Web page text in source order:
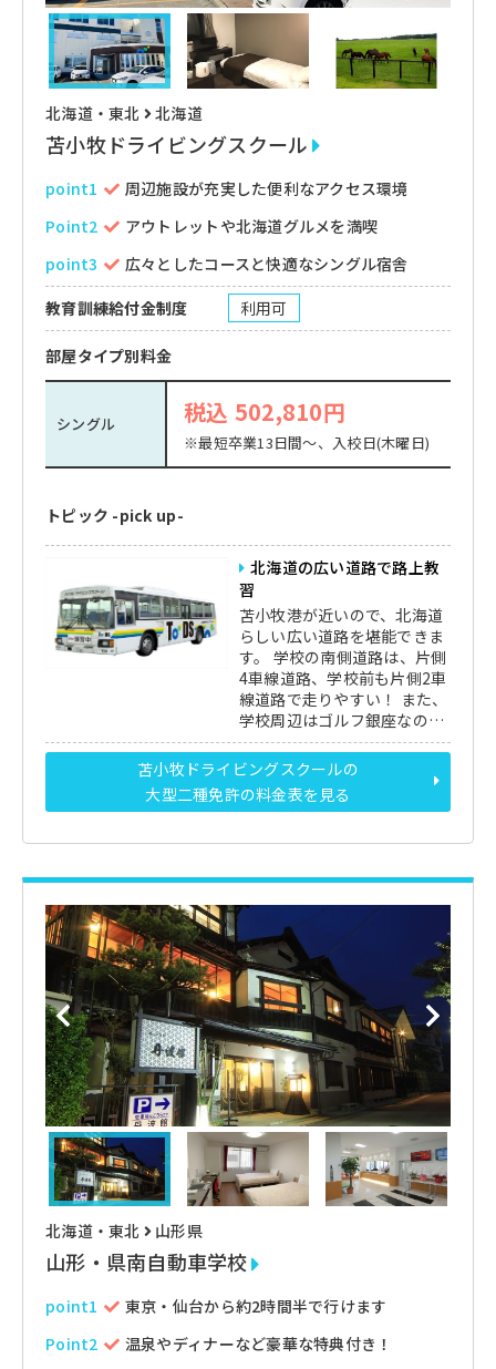
北海道・東北 北海道
苫小牧ドライビングスクール
point1
周辺施設が充実した便利なアクセス環境
Point2
アウトレットや北海道グルメを満喫
point3
広々としたコースと快適なシングル宿舎
教育訓練給付金制度
利用可
部屋タイプ別料金
シングル 税込 502,810円
※最短卒業13日間～、入校日(木曜日)
トピック -pick up-
北海道の広い道路で路上教
習
苫小牧港が近いので、北海道
らしい広い道路を堪能できま
す。 学校の南側道路は、片側
4車線道路、学校前も片側2車
線道路で走りやすい！ また、
学校周辺はゴルフ銀座なの
で、ゴルフ好きにはたまりま
せん。
苫小牧ドライビングスクールの
大型二種免許の料金表を見る
北海道・東北 山形県
山形・県南自動車学校
point1
東京・仙台から約2時間半で行けます
Point2
温泉やディナーなど豪華な特典付き！